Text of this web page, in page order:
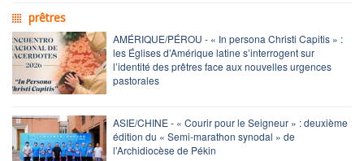
prêtres
AMÉRIQUE/PÉROU - « In persona Christi Capitis » :
les Églises d’Amérique latine s’interrogent sur
l’identité des prêtres face aux nouvelles urgences
pastorales
ASIE/CHINE - « Courir pour le Seigneur » : deuxième
édition du « Semi-marathon synodal » de
l’Archidiocèse de Pékin